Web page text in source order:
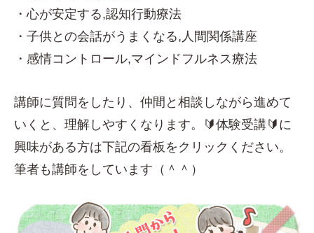
・心が安定する,認知行動療法
・子供との会話がうまくなる,人間関係講座
・感情コントロール,マインドフルネス療法
講師に質問をしたり、仲間と相談しながら進めて
いくと、理解しやすくなります。🔰体験受講🔰に
興味がある方は下記の看板をクリックください。
筆者も講師をしています（＾＾）